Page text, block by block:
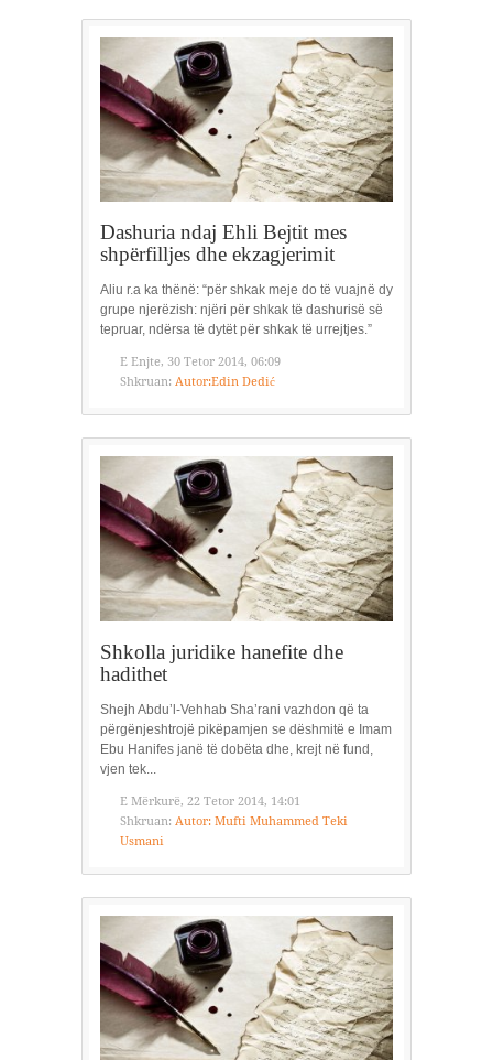
Dashuria ndaj Ehli Bejtit mes
shpërfilljes dhe ekzagjerimit
Aliu r.a ka thënë: “për shkak meje do të vuajnë dy
grupe njerëzish: njëri për shkak të dashurisë së
tepruar, ndërsa të dytët për shkak të urrejtjes.”
E Enjte, 30 Tetor 2014, 06:09
Shkruan: Autor:Edin Dedić
Shkolla juridike hanefite dhe
hadithet
Shejh Abdu’l-Vehhab Sha’rani vazhdon që ta
përgënjeshtrojë pikëpamjen se dëshmitë e Imam
Ebu Hanifes janë të dobëta dhe, krejt në fund,
vjen tek...
E Mërkurë, 22 Tetor 2014, 14:01
Shkruan: Autor: Mufti Muhammed Teki
Usmani